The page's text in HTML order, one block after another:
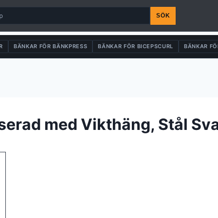
SÖK
BÄNKAR FÖR BÄNKPRESS BÄNKAR FÖR BICEPSCURL BÄNKAR
med Vikthäng, Stål